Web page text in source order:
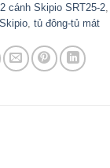
cánh Skipio SRT25-2
,tủ đông-tủ mát